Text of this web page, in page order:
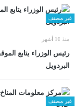
غير مصنف
منذ 10 أشهر
رئيس الوزراء يتابع
البردويل
غير مصنف